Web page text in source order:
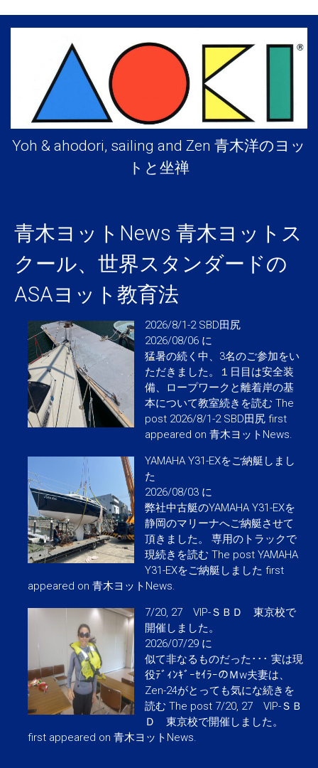
Yoh & ahodori, sailing and Zen 青木洋のヨッ
トと坐禅
青木ヨットNews 青木ヨットス
クール、世界スタンダードの
ASAヨット教育法
2026/8/1-2 SBD田尻
2026/08/06 に
猛暑の続く中、3名のご参加をい
ただきました。１日目は安全装
備、ロープワークと離着岸の基
本について教室続きを読む The
post 2026/8/1-2 SBD田尻 first
appeared on 青木ヨットNews.
YAMAHA Y31-EXをご納艇しまし
た
2026/08/03 に
弊社中古艇のYAMAHA Y31-EXを
静岡のマリーナへご納艇させて
頂きました。 専用のトラックで
現続きを読む The post YAMAHA
Y31-EXをご納艇しました first
appeared on 青木ヨットNews.
7/20, 27 VIP-ＳＢＤ 東京校で
開催しました。
2026/07/29 に
似て非なるものだった･･･ 実は現
役ﾃﾞｨﾝｷﾞｰｾｲﾗｰのＭw夫妻は、
Zen-24がとっても気にな続きを
読む The post 7/20, 27 VIP-ＳＢ
Ｄ 東京校で開催しました。
first appeared on 青木ヨットNews.